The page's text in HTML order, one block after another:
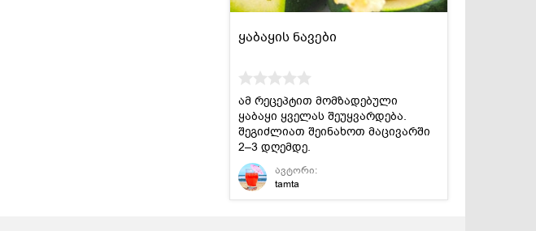
ყაბაყის ნავები
ამ რეცეპტით მომზადებული
ყაბაყი ყველას შეუყვარდება.
შეგიძლიათ შეინახოთ მაცივარში
2–3 დღემდე.
ავტორი:
tamta